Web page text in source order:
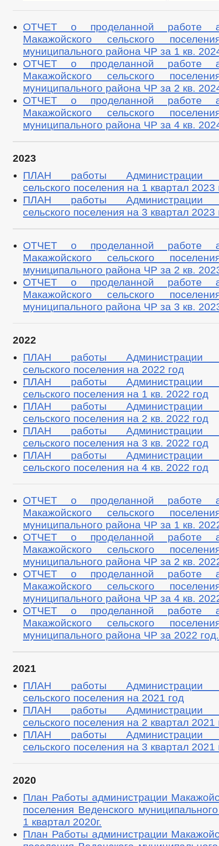
ОТЧЕТ о проделанной работе
Макажойского сельского
муниципального района ЧР за 1 кв.
ОТЧЕТ о проделанной работе
Макажойского сельского
муниципального района ЧР за 2 кв.
ОТЧЕТ о проделанной работе
Макажойского сельского
муниципального района ЧР за 4 кв.
2023
ПЛАН работы Администрации
сельского поселения на 1 квартал 2023
ПЛАН работы Администрации
сельского поселения на 3 квартал 2023
ОТЧЕТ о проделанной работе
Макажойского сельского
муниципального района ЧР за 2 кв.
ОТЧЕТ о проделанной работе
Макажойского сельского
муниципального района ЧР за 3 кв.
2022
ПЛАН работы Администрации
сельского поселения на 2022 год
ПЛАН работы Администрации
сельского поселения на 1 кв. 2022 год
ПЛАН работы Администрации
сельского поселения на 2 кв. 2022 год
ПЛАН работы Администрации
сельского поселения на 3 кв. 2022 год
ПЛАН работы Администрации
сельского поселения на 4 кв. 2022 год
ОТЧЕТ о проделанной работе
Макажойского сельского
муниципального района ЧР за 1 кв.
ОТЧЕТ о проделанной работе
Макажойского сельского
муниципального района ЧР за 2 кв.
ОТЧЕТ о проделанной работе
Макажойского сельского
муниципального района ЧР за 4 кв.
ОТЧЕТ о проделанной работе
Макажойского сельского
муниципального района ЧР за 2022 год.
2021
ПЛАН работы Администрации
сельского поселения на 2021 год
ПЛАН работы Администрации
сельского поселения на 2 квартал 2021
ПЛАН работы Администрации
сельского поселения на 3 квартал 2021
2020
План Работы администрации
поселения Веденского
1 квартал 2020г.
План Работы администрации